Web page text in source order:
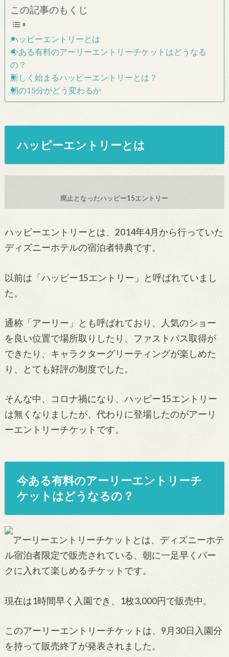
この記事のもくじ
ハッピーエントリーとは
今ある有料のアーリーエントリーチケットはどうなる
の？
新しく始まるハッピーエントリーとは？
朝の15分がどう変わるか
ハッピーエントリーとは
廃止となったハッピー15エントリー
ハッピーエントリーとは、2014年4月から行っていた
ディズニーホテルの宿泊者特典です。
以前は「ハッピー15エントリー」と呼ばれていまし
た。
通称「アーリー」とも呼ばれており、人気のショー
を良い位置で場所取りしたり、ファストパス取得が
できたり、キャラクターグリーティングが楽しめた
り、とても好評の制度でした。
そんな中、コロナ禍になり、ハッピー15エントリー
は無くなりましたが、代わりに登場したのがアーリ
ーエントリーチケットです。
今ある有料のアーリーエントリーチ
ケットはどうなるの？
アーリーエントリーチケットとは、ディズニーホテ
ル宿泊者限定で販売されている、朝に一足早くパー
クに入れて楽しめるチケットです。
現在は1時間早く入園でき、1枚3,000円で販売中。
このアーリーエントリーチケットは、9月30日入園分
を持って販売終了が発表されました。